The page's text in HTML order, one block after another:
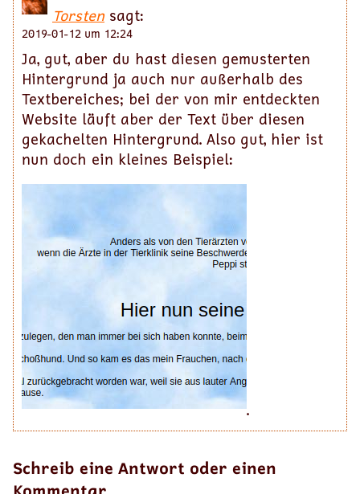
Torstensagt:
2019-01-12 um 12:24
Ja, gut, aber du hast diesen gemusterten
Hintergrund ja auch nur außerhalb des
Textbereiches; bei der von mir entdeckten
Website läuft aber der Text über diesen
gekachelten Hintergrund. Also gut, hier ist
nun doch ein kleines Beispiel:
.
Schreib eine Antwort oder einen